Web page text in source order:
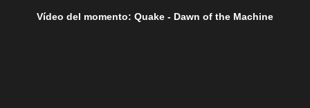
Vídeo del momento: Quake - Dawn of the Machine